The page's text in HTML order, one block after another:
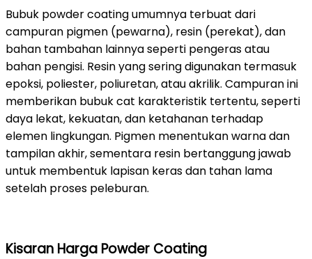
Bubuk powder coating umumnya terbuat dari
campuran pigmen (pewarna), resin (perekat), dan
bahan tambahan lainnya seperti pengeras atau
bahan pengisi. Resin yang sering digunakan termasuk
epoksi, poliester, poliuretan, atau akrilik. Campuran ini
memberikan bubuk cat karakteristik tertentu, seperti
daya lekat, kekuatan, dan ketahanan terhadap
elemen lingkungan. Pigmen menentukan warna dan
tampilan akhir, sementara resin bertanggung jawab
untuk membentuk lapisan keras dan tahan lama
setelah proses peleburan.
Kisaran Harga Powder Coating